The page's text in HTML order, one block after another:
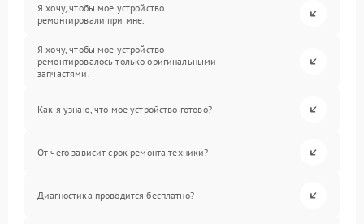
Я хочу, чтобы мое устройство
ремонтировали при мне.
Я хочу, чтобы мое устройство
ремонтировалось только оригинальными
запчастями.
Как я узнаю, что мое устройство готово?
От чего зависит срок ремонта техники?
Диагностика проводится бесплатно?